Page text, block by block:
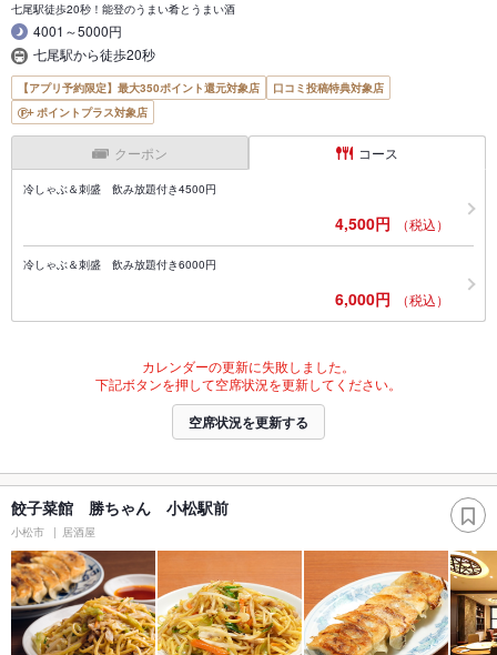
七尾駅徒歩20秒！能登のうまい肴とうまい酒
4001～5000円
七尾駅から徒歩20秒
【アプリ予約限定】最大350ポイント還元対象店
口コミ投稿特典対象店
ポイントプラス対象店
クーポン コース
冷しゃぶ＆刺盛 飲み放題付き4500円
4,500円 （税込）
冷しゃぶ＆刺盛 飲み放題付き6000円
6,000円 （税込）
カレンダーの更新に失敗しました。
下記ボタンを押して空席状況を更新してください。
空席状況を更新する
餃子菜館 勝ちゃん 小松駅前
小松市 居酒屋